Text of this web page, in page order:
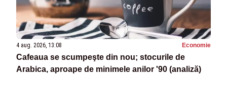
4 aug. 2026, 13:08 Economie
Cafeaua se scumpeşte din nou; stocurile de
Arabica, aproape de minimele anilor '90 (analiză)